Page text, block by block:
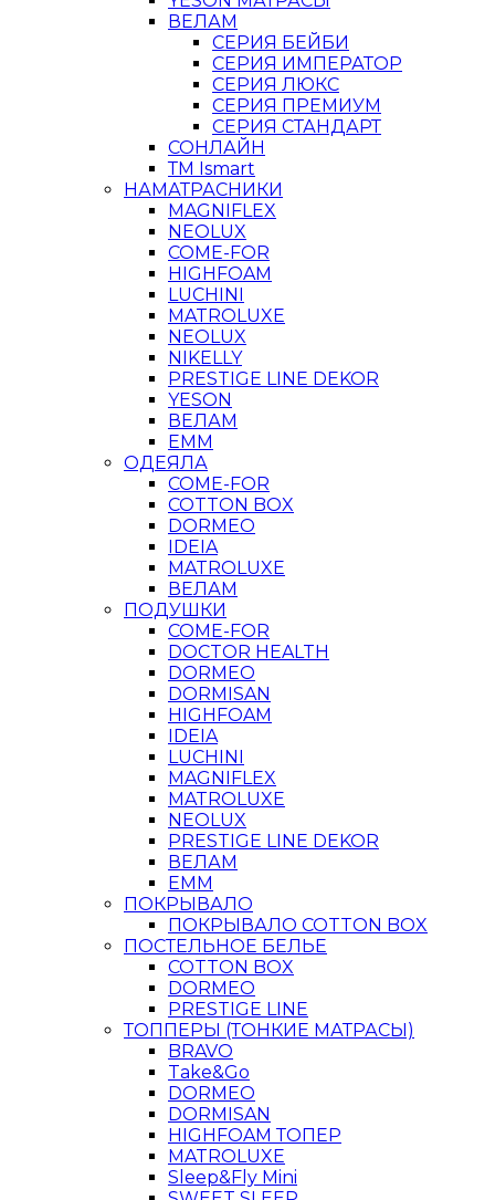
ВЕЛАМ
СЕРИЯ БЕЙБИ
СЕРИЯ ИМПЕРАТОР
СЕРИЯ ЛЮКС
СЕРИЯ ПРЕМИУМ
СЕРИЯ СТАНДАРТ
СОНЛАЙН
ТМ Ismart
НАМАТРАСНИКИ
MAGNIFLEX
NEOLUX
COME-FOR
HIGHFOAM
LUCHINI
MATROLUXE
NEOLUX
NIKELLY
PRESTIGE LINE DEKOR
YESON
ВЕЛАМ
ЕММ
ОДЕЯЛА
COME-FOR
COTTON BOX
DORMEO
IDEIA
MATROLUXE
ВЕЛАМ
ПОДУШКИ
COME-FOR
DOCTOR HEALTH
DORMEO
DORMISAN
HIGHFOAM
IDEIA
LUCHINI
MAGNIFLEX
MATROLUXE
NEOLUX
PRESTIGE LINE DEKOR
ВЕЛАМ
ЕММ
ПОКРЫВАЛО
ПОКРЫВАЛО COTTON BOX
ПОСТЕЛЬНОЕ БЕЛЬЕ
COTTON BOX
DORMEO
PRESTIGE LINE
ТОППЕРЫ (ТОНКИЕ МАТРАСЫ)
BRAVO
Take&Go
DORMEO
DORMISAN
HIGHFOAM ТОПЕР
MATROLUXE
Sleep&Fly Mini